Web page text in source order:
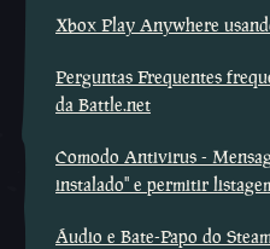
Xbox Play Anywhere
Perguntas Frequentes
da Battle.net
Comodo Antivirus -
instalado'' e permitir
Áudio e Bate-Papo do